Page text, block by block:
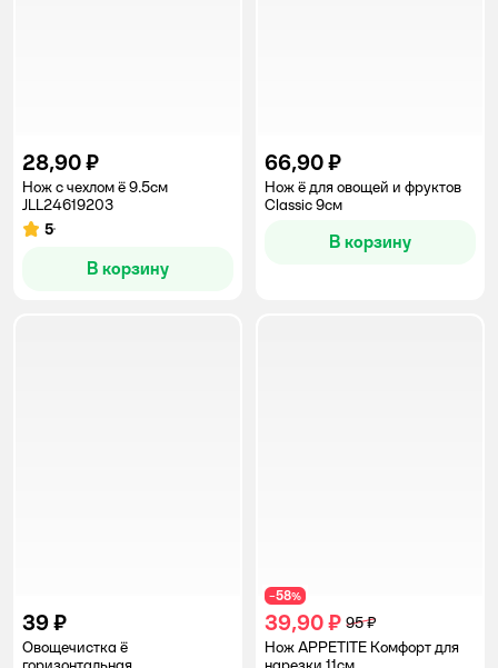
28,90 ₽
Нож с чехлом ё 9.5см
JLL24619203
Рейтинг:
5
В корзину
66,90 ₽
Нож ё для овощей и фруктов
Classic 9см
В корзину
39 ₽
Овощечистка ё
−58%
39,90 ₽ 95 ₽
Нож APPETITE Комфорт для